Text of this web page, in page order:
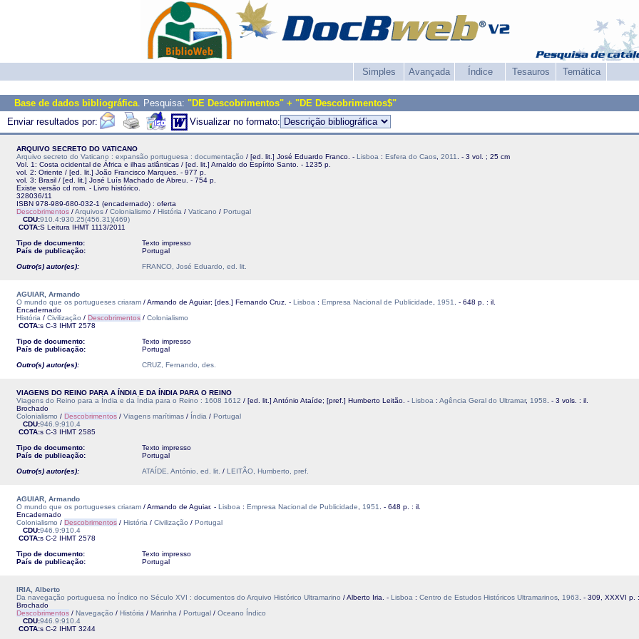
Simples Avançada Índice Tesauros Temática
Base de dados bibliográfica. Pesquisa: "DE Descobrimentos" + "DE Descobrimentos$"
Enviar resultados por:
Visualizar no formato:
ARQUIVO SECRETO DO VATICANO
Arquivo secreto do Vaticano : expansão portuguesa : documentação / [ed. lit.] José Eduardo Franco. - Lisboa : Esfera do Caos 2011
. - 3 vol. ; 25 cm
Vol. 1: Costa ocidental de África e ilhas atlânticas / [ed. lit.] Arnaldo do Espírito Santo. - 1235 p.
vol. 2: Oriente / [ed. lit.] João Francisco Marques. - 977 p.
vol. 3: Brasil / [ed. lit.] José Luís Machado de Abreu. - 754 p.
Existe versão cd rom. - Livro histórico.
328036/11
ISBN 978-989-680-032-1 (encadernado) : oferta
Descobrimentos /Arquivos / Colonialismo / História / Vaticano / Portugal
CDU:910.4:930.25(456.31)(469)
COTA:S Leitura IHMT 1113/2011
Tipo de documento:
Texto impresso
País de publicação:
Portugal
Outro(s) autor(es):
FRANCO, José Eduardo, ed. lit.
AGUIAR, Armando
O mundo que os portugueses criaram / Armando de Aguiar; [des.] Fernando Cruz. - Lisboa : Empresa Nacional de Publicidade 1951
. - 648 p. : il.
Encadernado
História / Civilização / Descobrimentos / Colonialismo
COTA:s C-3 IHMT 2578
Tipo de documento:
Texto impresso
País de publicação:
Portugal
Outro(s) autor(es):
CRUZ, Fernando, des.
VIAGENS DO REINO PARA A ÍNDIA E DA ÍNDIA PARA O REINO
Viagens do Reino para a Índia e da Índia para o Reino : 1608 1612 / [ed. lit.] António Ataíde; [pref.] Humberto Leitão. - Lisboa : Agência Geral do Ultramar, 1958 . - 3 vols. : il.
Brochado
Colonialismo / Descobrimentos / Viagens marítimas / Índia / Portugal
CDU:946.9:910.4
COTA:s C-3 IHMT 2585
Tipo de documento:
Texto impresso
País de publicação:
Portugal
Outro(s) autor(es):
ATAÍDE, António, ed. lit. / LEITÃO, Humberto, pref.
AGUIAR, Armando
O mundo que os portugueses criaram / Armando de Aguiar. - Lisboa : Empresa Nacional de Publicidade 1951
. - 648 p. : il.
Encadernado
Colonialismo / Descobrimentos / História / Civilização / Portugal
CDU:946.9:910.4
COTA:s C-2 IHMT 2578
Tipo de documento:
Texto impresso
País de publicação:
Portugal
IRIA, Alberto
Da navegação portuguesa no Índico no Século XVI : documentos do Arquivo Histórico Ultramarino / Alberto Iria. - Lisboa : Centro de Estudos Históricos Ultramarinos 1963 . - 309, XXXVI p. :
Brochado
Descobrimentos / Navegação / História / Marinha / Portugal / Oceano Índico
CDU:946.9:910.4
COTA:s C-2 IHMT 3244